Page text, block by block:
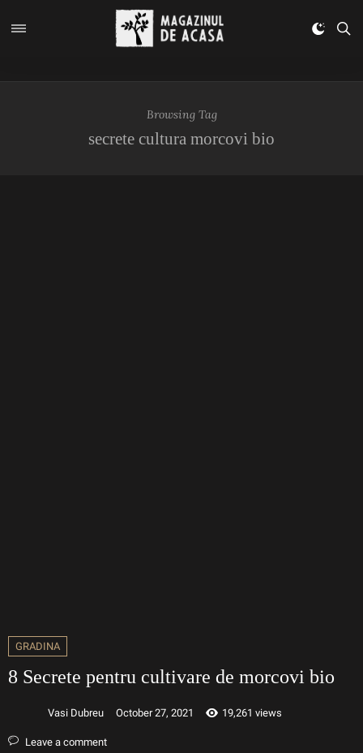
Browsing Tag
secrete cultura morcovi bio
GRADINA
8 Secrete pentru cultivare de morcovi bio
Vasi Dubreu October 27, 2021 19,261 views
Leave a comment